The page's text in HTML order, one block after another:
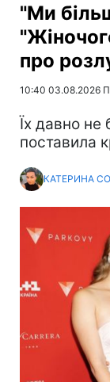
"Ми
про
10:40 03.08.2026
Їх давно не
поставила
КАТЕРИНА